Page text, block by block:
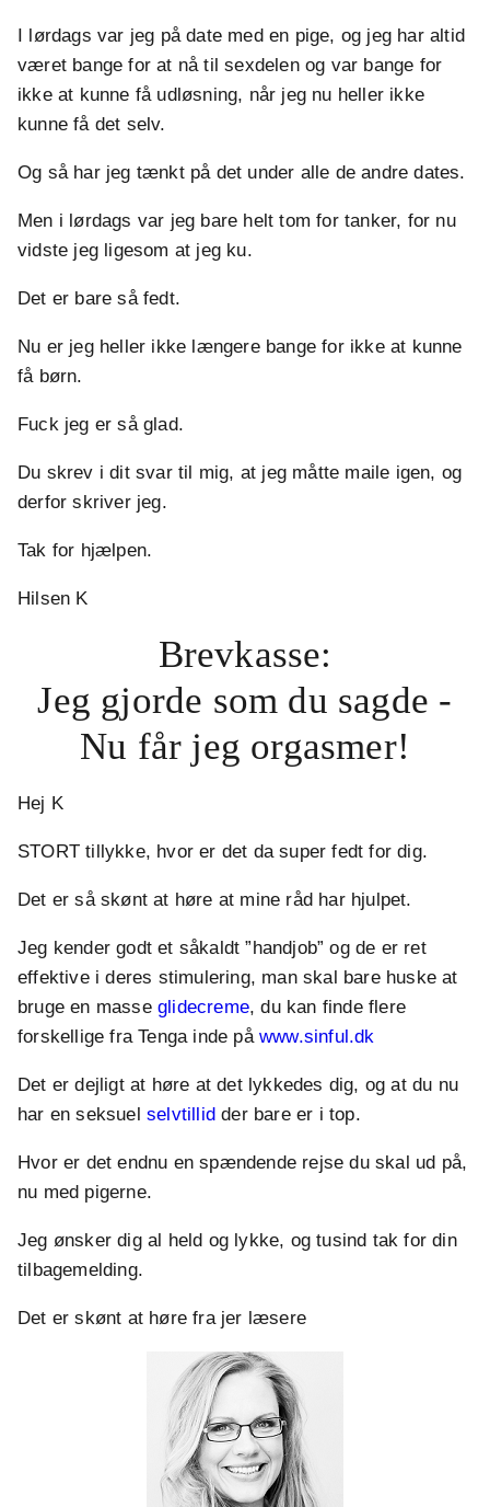
I lørdags var jeg på date med en pige, og jeg har altid
været bange for at nå til sexdelen og var bange for
ikke at kunne få udløsning, når jeg nu heller ikke
kunne få det selv.
Og så har jeg tænkt på det under alle de andre dates.
Men i lørdags var jeg bare helt tom for tanker, for nu
vidste jeg ligesom at jeg ku.
Det er bare så fedt.
Nu er jeg heller ikke længere bange for ikke at kunne
få børn.
Fuck jeg er så glad.
Du skrev i dit svar til mig, at jeg måtte maile igen, og
derfor skriver jeg.
Tak for hjælpen.
Hilsen K
Brevkasse:
Jeg gjorde som du sagde -
Nu får jeg orgasmer!
Hej K
STORT tillykke, hvor er det da super fedt for dig.
Det er så skønt at høre at mine råd har hjulpet.
Jeg kender godt et såkaldt ”handjob” og de er ret
effektive i deres stimulering, man skal bare huske at
bruge en masse glidecreme, du kan finde flere
forskellige fra Tenga inde på www.sinful.dk
Det er dejligt at høre at det lykkedes dig, og at du nu
har en seksuel selvtillid der bare er i top.
Hvor er det endnu en spændende rejse du skal ud på,
nu med pigerne.
Jeg ønsker dig al held og lykke, og tusind tak for din
tilbagemelding.
Det er skønt at høre fra jer læsere